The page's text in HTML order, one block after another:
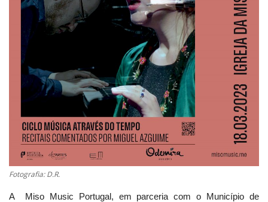
Ambiente
Fotografia: D.R.
A Miso Music Portugal, em parceria com o Município de